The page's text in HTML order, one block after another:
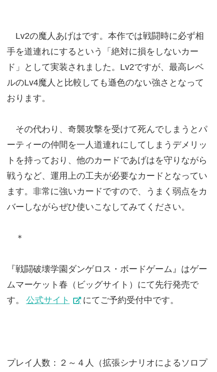
Lv2の魔人あげはです。本作では戦闘時に必ず相
手を道連れにするという「絶対に損をしないカー
ド」として実装されました。Lv2ですが、最高レベ
ルのLv4魔人と比較しても遜色のない強さとなって
おります。
その代わり、奇襲攻撃を受けて死んでしまうとパ
ーティーの仲間を一人道連れにしてしまうデメリッ
トを持っており、他のカードであげはを守りながら
戦うなど、運用上の工夫が必要なカードとなってい
ます。非常に強いカードですので、うまく弱点をカ
バーしながらぜひ使いこなしてみてください。
＊
『戦闘破壊学園ダンゲロス・ボードゲーム』はゲー
ムマーケット春（ビッグサイト）にて先行発売で
す。
公式サイト にてご予約受付中です。
プレイ人数：２～４人（拡張シナリオによるソロプ